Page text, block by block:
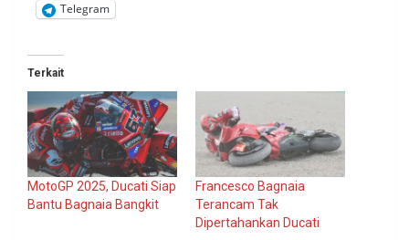
Telegram
Terkait
MotoGP 2025, Ducati Siap
Bantu Bagnaia Bangkit
Francesco Bagnaia
Terancam Tak
Dipertahankan Ducati